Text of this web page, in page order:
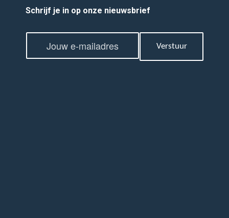
Schrijf je in op onze nieuwsbrief
E
a
Verstuur